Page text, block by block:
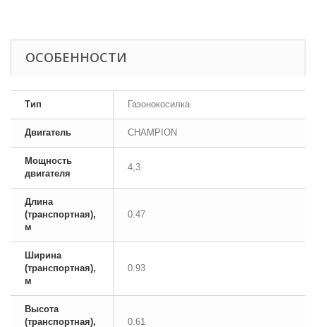
ОСОБЕННОСТИ
Тип Газонокосилка
Двигатель CHAMPION
Мощность
двигателя
4,3
Длина
(транспортная),
м
0.47
Ширина
(транспортная),
м
0.93
Высота
(транспортная),
0.61